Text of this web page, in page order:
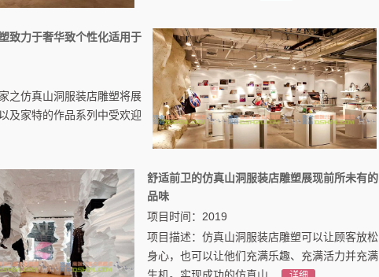
致力于奢华致个性化适用于
之仿真山洞服装店雕塑将展
及家特的作品系列中受欢迎
舒适前卫的仿真山洞服装店雕塑展现前所未有的
品味
项目时间：2019
项目描述：仿真山洞服装店雕塑可以让顾客放松
身心，也可以让他们充满乐趣、充满活力并充满